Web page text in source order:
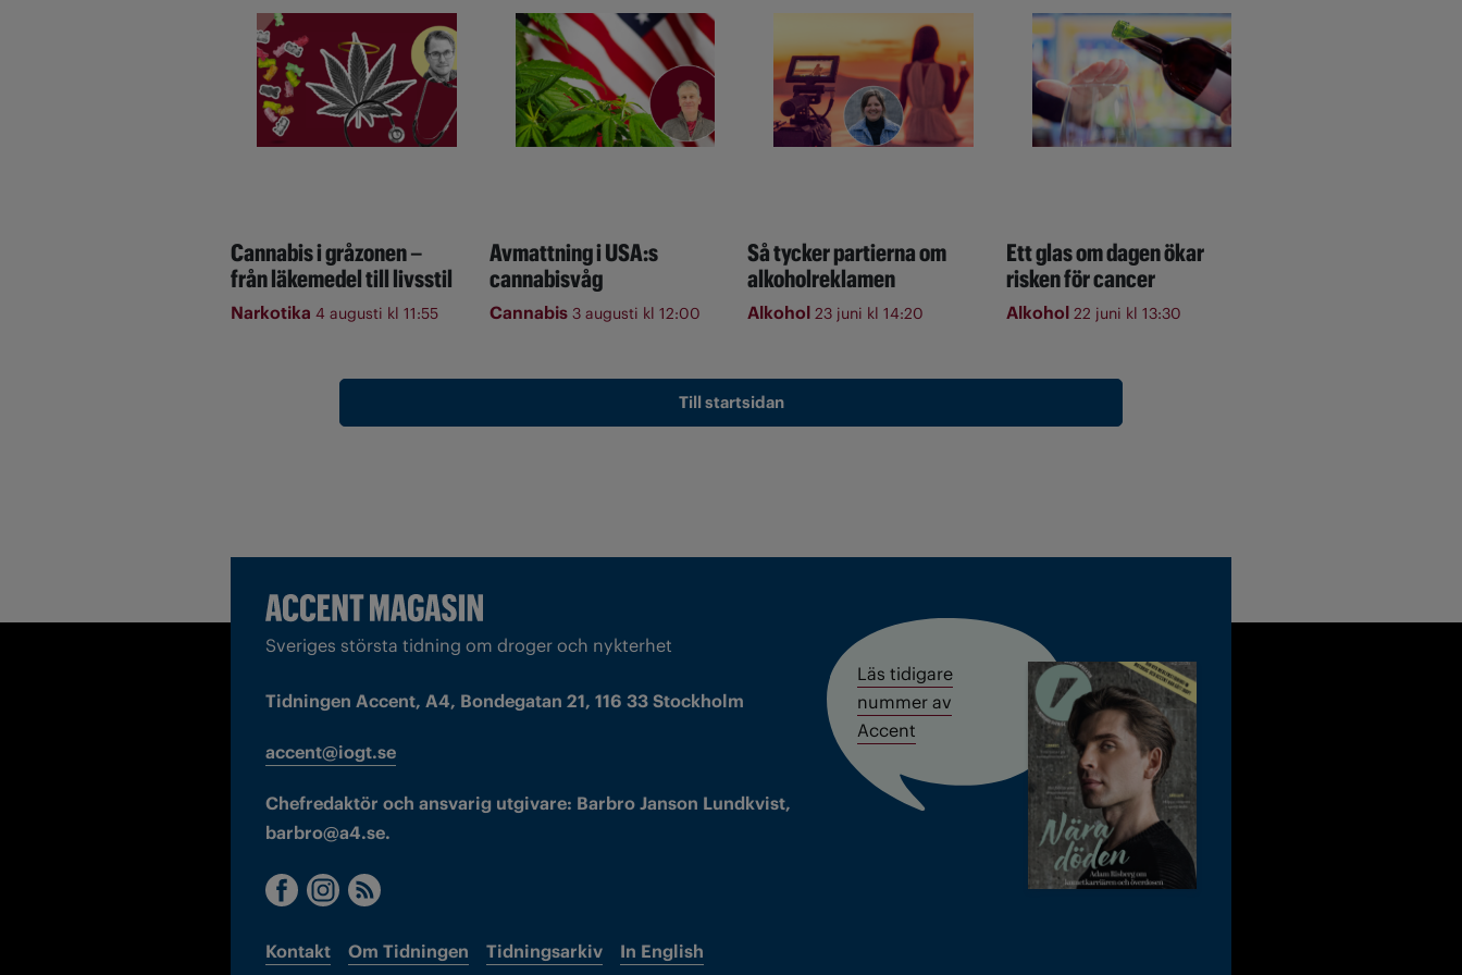
Cannabis i gråzonen –
från läkemedel till livsstil
Narkotika 4 augusti kl 11:55
Avmattning i USA:s
cannabisvåg
Cannabis 3 augusti kl 12:00
Så tycker partierna om
alkoholreklamen
Alkohol 23 juni kl 14:20
Ett glas om dagen ökar
risken för cancer
Alkohol 22 juni kl 13:30
Till startsidan
Sveriges största tidning om droger och nykterhet
Tidningen Accent, A4, Bondegatan 21, 116 33 Stockholm
accent@iogt.se
Chefredaktör och ansvarig utgivare: Barbro Janson Lundkvist,
barbro@a4.se.
Kontakt Om Tidningen Tidningsarkiv In English
Läs tidigare
nummer av
Accent